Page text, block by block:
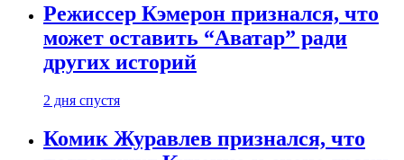
Режиссер Кэмерон признался, что
может оставить “Аватар” ради
других историй
2 дня спустя
Комик Журавлев признался, что